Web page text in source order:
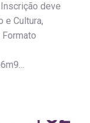
deve
e Cultura,